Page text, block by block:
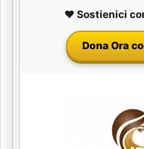
❤️ Sostienici
Dona Ora